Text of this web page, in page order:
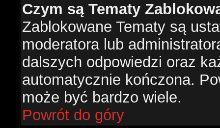
Czym są Tematy
Zablokowane Tematy są
moderatora lub
dalszych odpowiedzi oraz
automatycznie kończona.
może być bardzo wiele.
Powrót do góry